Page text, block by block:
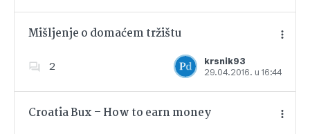
Mišljenje o domaćem tržištu
2
krsnik93
29.04.2016. u 16:44
Dodajte u favorite
Croatia Bux – How to earn money